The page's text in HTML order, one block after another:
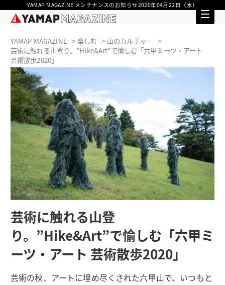
YAMAP MAGAZINE メンテナンスのお知らせ2020年04月22日（水）
YAMAP MAGAZINE 楽しむ
山のカルチャー
芸術に触れる山登り。”Hike&Art”で愉しむ「六甲ミーツ・アート
芸術散歩2020」
芸術に触れる山登
り。”Hike&Art”で愉しむ「六甲ミ
ーツ・アート 芸術散歩2020」
芸術の秋、アートに埋め尽くされた六甲山で、いつもと